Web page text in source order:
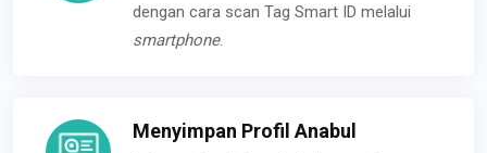
dengan cara scan Tag Smart ID melalui
smartphone.
Menyimpan Profil Anabul